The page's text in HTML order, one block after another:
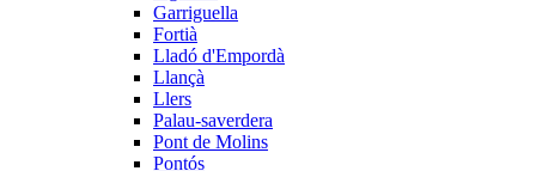
Garriguella
Fortià
Lladó d'Empordà
Llançà
Llers
Palau-saverdera
Pont de Molins
Pontós